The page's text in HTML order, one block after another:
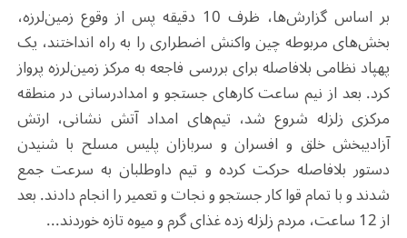
بر اساس گزارش‌ها، ظرف 10 دقیقه پس از وقوع زمین‌لرزه،
بخش‌های مربوطه چین واکنش اضطراری را به راه انداختند، یک
پهپاد نظامی بلافاصله برای بررسی فاجعه به مرکز زمین‌لرزه پرواز
کرد. بعد از نیم ساعت کارهای جستجو و امدادرسانی در منطقه
مرکزی زلزله شروع شد، تیم‌های امداد آتش نشانی، ارتش
آزادیبخش خلق و افسران و سربازان پلیس مسلح با شنیدن
دستور بلافاصله حرکت کرده و تیم داوطلبان به سرعت جمع
شدند و با تمام قوا کار جستجو و نجات و تعمیر را انجام دادند. بعد
از 12 ساعت، مردم زلزله زده غذای گرم و میوه تازه خوردند...